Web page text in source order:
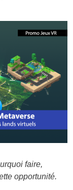
faire,
opportunité.